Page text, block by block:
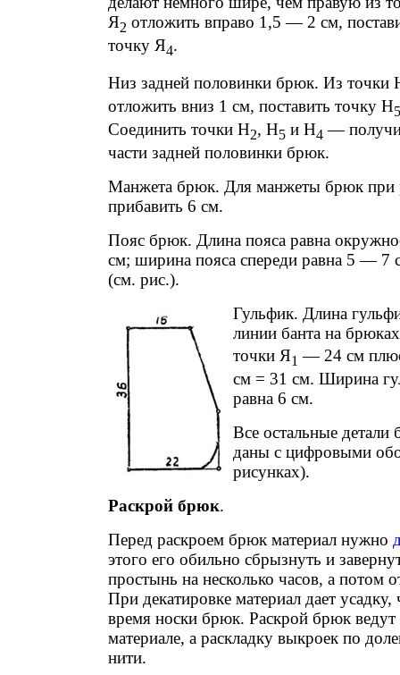
Я2 отложить вправо 1,5 — 2 см,
точку Я4.
Низ задней половинки брюк. Из точки
отложить вниз 1 см, поставить точку Н5
Соединить точки Н2, Н5 и Н4 —
части задней половинки брюк.
Манжета брюк. Для манжеты брюк при
прибавить 6 см.
Пояс брюк. Длина пояса равна
см; ширина пояса спереди равна 5 — 7
(см. рис.).
Гульфик. Длина
линии банта на
точки Я1 — 24 см
см = 31 см. Ширина
равна 6 см.
Все остальные детали
даны с цифровыми
рисунках).
Раскрой брюк.
Перед раскроем брюк материал нужно
этого его обильно сбрызнуть и
простынь на несколько часов, а потом
При декатировке материал дает усадку,
время носки брюк. Раскрой брюк ведут
материале, а раскладку выкроек по
нити.